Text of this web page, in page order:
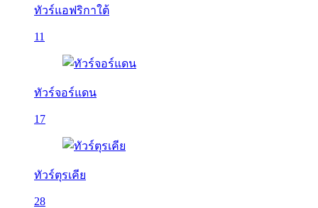
ทัวร์แอฟริกาใต้
11
ทัวร์จอร์แดน
17
ทัวร์ตุรเคีย
28